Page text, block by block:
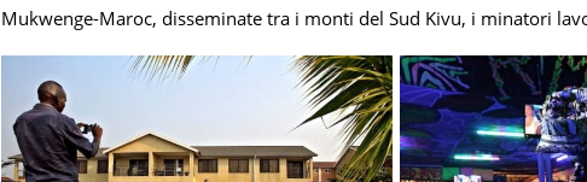
Mukwenge-Maroc, disseminate tra i monti del Sud Kivu, i minatori